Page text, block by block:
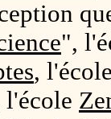
",
,
l'école